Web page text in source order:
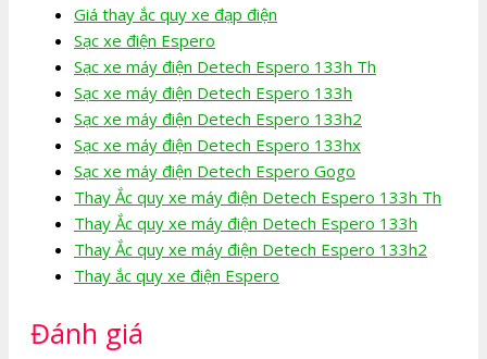
Giá thay ắc quy xe đạp điện
Sạc xe điện Espero
Sạc xe máy điện Detech Espero 133h Th
Sạc xe máy điện Detech Espero 133h
Sạc xe máy điện Detech Espero 133h2
Sạc xe máy điện Detech Espero 133hx
Sạc xe máy điện Detech Espero Gogo
Thay Ắc quy xe máy điện Detech Espero 133h Th
Thay Ắc quy xe máy điện Detech Espero 133h
Thay Ắc quy xe máy điện Detech Espero 133h2
Thay ắc quy xe điện Espero
Đánh giá